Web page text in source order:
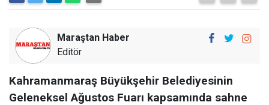
Maraştan Haber
Editör
Kahramanmaraş Büyükşehir Belediyesinin
Geleneksel Ağustos Fuarı kapsamında sahne